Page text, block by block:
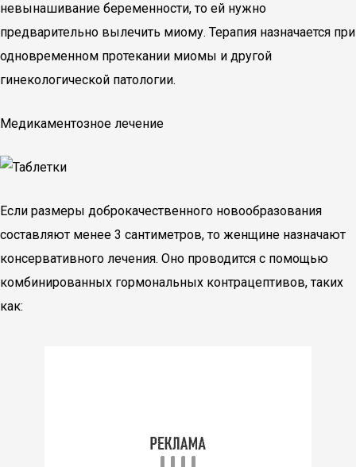
невынашивание беременности, то ей нужно
предварительно вылечить миому. Терапия назначается при
одновременном протекании миомы и другой
гинекологической патологии.
Медикаментозное лечение
Если размеры доброкачественного новообразования
составляют менее 3 сантиметров, то женщине назначают
консервативного лечения. Оно проводится с помощью
комбинированных гормональных контрацептивов, таких
как: